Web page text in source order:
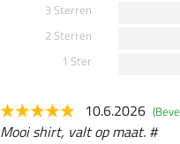
3 Sterren
2 Sterren
1 Ster
10.6.2026
Mooi shirt, valt op maat. #